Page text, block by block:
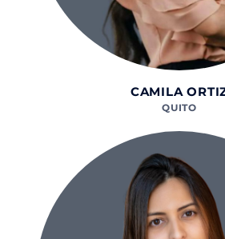
CAMILA
QUITO